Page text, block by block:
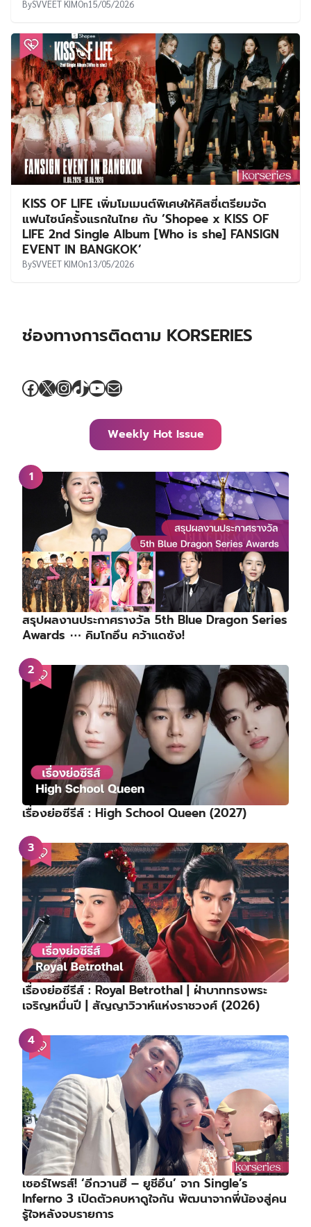
BySVVEET KIMOn15/05/2026
KISS OF LIFE เพิ่มโมเมนต์พิเศษให้คิสซี่เตรียมจัด
แฟนไซน์ครั้งแรกในไทย กับ ‘Shopee x KISS OF
LIFE 2nd Single Album [Who is she] FANSIGN
EVENT IN BANGKOK’
BySVVEET KIMOn13/05/2026
ช่องทางการติดตาม KORSERIES
Facebook
X Instagram
TikTok
YouTube
Mail
Weekly Hot Issue
สรุปผลงานประกาศรางวัล 5th Blue Dragon Series
Awards ⋯ คิมโกอึน คว้าแดซัง!
เรื่องย่อซีรีส์ : High School Queen (2027)
เรื่องย่อซีรีส์ : Royal Betrothal | ฝ่าบาททรงพระ
เจริญหมื่นปี | สัญญาวิวาห์แห่งราชวงศ์ (2026)
เซอร์ไพรส์! ‘อีกวานฮี – ยูชีอึน’ จาก Single’s
Inferno 3 เปิดตัวคบหาดูใจกัน พัฒนาจากพี่น้องสู่คน
รู้ใจหลังจบรายการ